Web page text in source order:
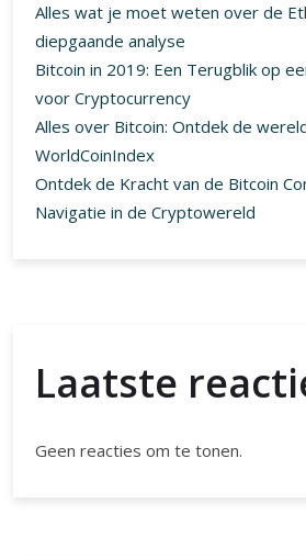
Alles wat je moet weten over de
diepgaande analyse
Bitcoin in 2019: Een Terugblik op
voor Cryptocurrency
Alles over Bitcoin: Ontdek de
WorldCoinIndex
Ontdek de Kracht van de Bitcoin
Navigatie in de Cryptowereld
Laatste
Geen reacties om te tonen.